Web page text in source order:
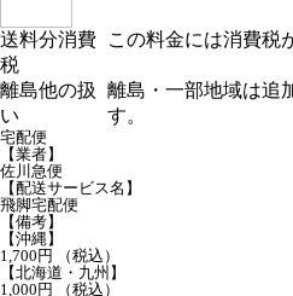
送料分消費
税
この料金には消費税
離島他の扱
い
離島・一部地域は追
す。
宅配便
【業者】
佐川急便
【配送サービス名】
飛脚宅配便
【備考】
【沖縄】
1,700円 （税込）
【北海道・九州】
1,000円 （税込）